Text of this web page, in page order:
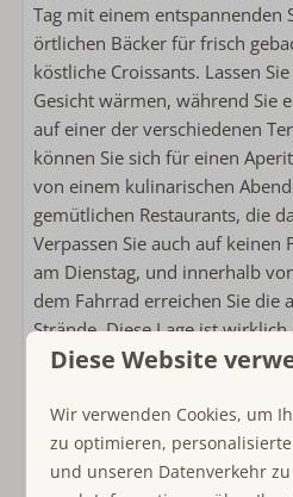
Kühlschrank mit Gefrierfach
Kaffeemaschine mit Pads
Wasserkocher
Toaster
Außenbereich
Lounge-Sofa
Sanitär
Handtücher inklusive
Begehbare Dusche
Föhn
Schlafzimmer
Einzelbett: 4
Tag mit einem entspannenden
örtlichen Bäcker für frisch
köstliche Croissants. Lassen
Gesicht wärmen, während Sie
auf einer der verschiedenen
können Sie sich für einen
von einem kulinarischen
gemütlichen Restaurants, die
Verpassen Sie auch auf
am Dienstag, und innerhalb
dem Fahrrad erreichen Sie die
Strände. Diese Lage ist
Standard-Ferienpark, sondern
Die komfortable Wohnung
besondere Gestaltung aus.
elegante Metalltreppe, die auf
Diese Website
Wir verwenden Cookies, um
zu optimieren,
und unseren Datenverkehr